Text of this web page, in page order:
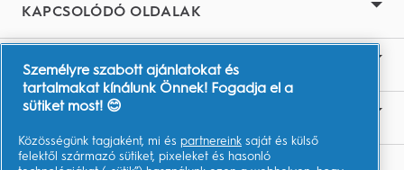
KAPCSOLÓDÓ OLDALAK
AMBÍCIÓNK
LÉPJEN VELÜNK KAPCSOLATBA!
Személyre szabott ajánlatokat és
tartalmakat kínálunk Önnek! Fogadja el a
sütiket most! 😊
Közösségünk tagjaként, mi és partnereink saját és külső
felektől származó sütiket, pixeleket és hasonló